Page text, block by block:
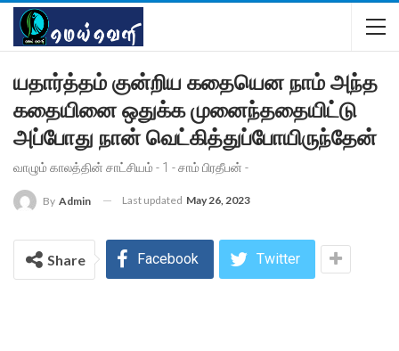
யதார்த்தம் குன்றிய கதையென நாம் அந்த
கதையினை ஒதுக்க முனைந்ததையிட்டு
அப்போது நான் வெட்கித்துப்போயிருந்தேன்
வாழும் காலத்தின் சாட்சியம் - 1 - சாம் பிரதீபன் -
By Admin Last updated May 26, 2023
Share Facebook Twitter